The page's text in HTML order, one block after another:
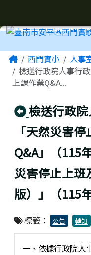
工具列
主內容區域
Home西門實小 人事
檢送行政院人事行
上課作業Q&A...
回上頁
檢送行政
「天然災害
Q&A」（115
災害停止上班
版）」（115
標籤： 公告 轉知
一、依據行政院人
頁尾區域